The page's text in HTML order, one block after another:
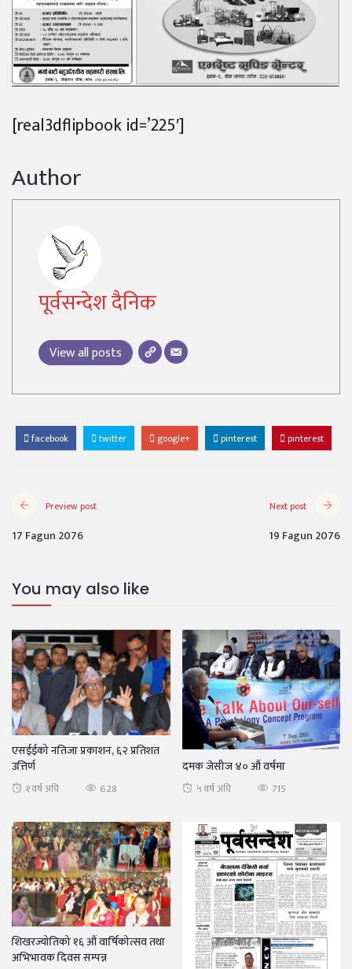
[real3dflipbook id=’225′]
Author
पूर्वसन्देश दैनिक
View all posts
facebook twitter google+ pinterest pinterest
Preview post
17 Fagun 2076
Next post
19 Fagun 2076
You may also like
एसईईको नतिजा प्रकाशन, ६२ प्रतिशत
उत्तिर्ण
१ वर्ष अघि 628
दमक जेसीज ४० औं वर्षमा
५ वर्ष अघि 715
शिखरज्योतिको १६ औं वार्षिकोत्सव तथा
अभिभावक दिवस सम्पन्न